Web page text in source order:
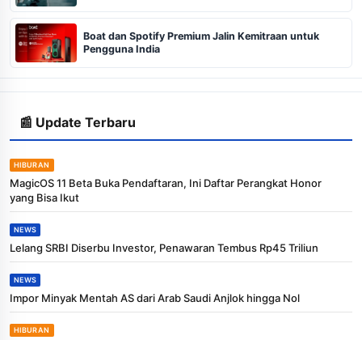
Boat dan Spotify Premium Jalin Kemitraan untuk
Pengguna India
📰 Update Terbaru
HIBURAN
MagicOS 11 Beta Buka Pendaftaran, Ini Daftar Perangkat Honor
yang Bisa Ikut
NEWS
Lelang SRBI Diserbu Investor, Penawaran Tembus Rp45 Triliun
NEWS
Impor Minyak Mentah AS dari Arab Saudi Anjlok hingga Nol
HIBURAN